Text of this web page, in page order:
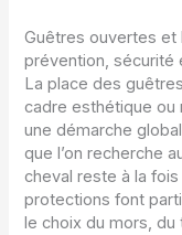
Guêtres ouvertes et
prévention, sécurité
La place des
cadre esthétique ou
une démarche
que l’on recherche
cheval reste à la
protections font
le choix du mors,